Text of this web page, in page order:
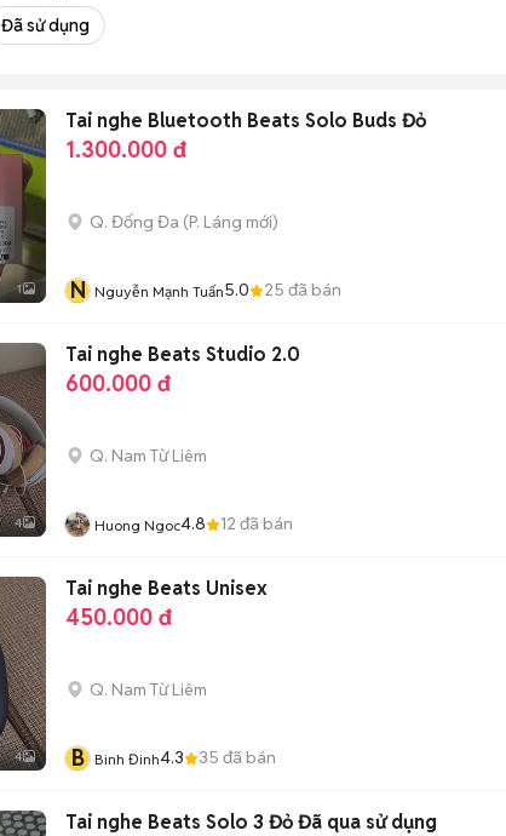
Đã sử dụng
1
Tai nghe Bluetooth Beats Solo Buds Đỏ
1.300.000 đ
Q. Đống Đa (P. Láng mới)
N Nguyễn Mạnh Tuấn5.0 25 đã bán
4
Tai nghe Beats Studio 2.0
600.000 đ
Q. Nam Từ Liêm
Huong Ngoc4.8 12 đã bán
4
Tai nghe Beats Unisex
450.000 đ
Q. Nam Từ Liêm
B Binh Đinh4.3 35 đã bán
Tai nghe Beats Solo 3 Đỏ Đã qua sử dụng